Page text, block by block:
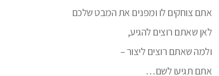
אתם צוחקים לו ומפנים את המבט שלכם
לאן שאתם רוצים להגיע,
ולמה שאתם רוצים ליצור –
אתם תגיעו לשם…